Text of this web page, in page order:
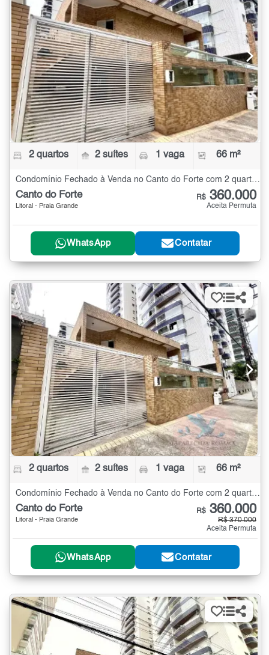
2 quartos 2 suítes 1 vaga 66 m²
Canto do Forte
Litoral - Praia Grande
R$ 360.000
Aceita Permuta
WhatsApp Contatar
2 quartos 2 suítes 1 vaga 66 m²
Canto do Forte
Litoral - Praia Grande
R$ 360.000
R$ 370.000
Aceita Permuta
WhatsApp Contatar